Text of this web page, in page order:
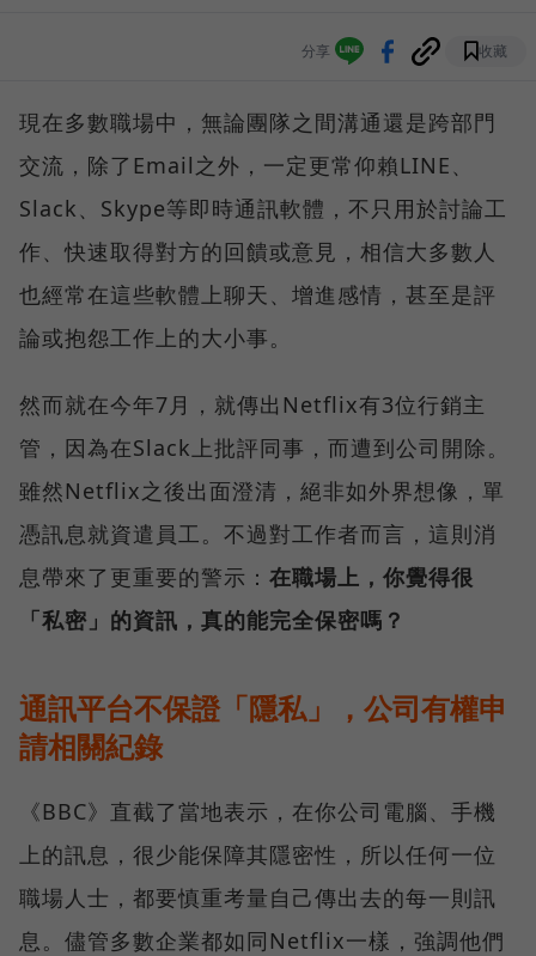
分享 收藏
現在多數職場中，無論團隊之間溝通還是跨部門
交流，除了Email之外，一定更常仰賴LINE、
Slack、Skype等即時通訊軟體，不只用於討論工
作、快速取得對方的回饋或意見，相信大多數人
也經常在這些軟體上聊天、增進感情，甚至是評
論或抱怨工作上的大小事。
然而就在今年7月，就傳出Netflix有3位行銷主
管，因為在Slack上批評同事，而遭到公司開除。
雖然Netflix之後出面澄清，絕非如外界想像，單
憑訊息就資遣員工。不過對工作者而言，這則消
息帶來了更重要的警示： 在職場上，你覺得很
「私密」的資訊，真的能完全保密嗎？
通訊平台不保證「隱私」，公司有權申
請相關紀錄
《BBC》直截了當地表示，在你公司電腦、手機
上的訊息，很少能保障其隱密性，所以任何一位
職場人士，都要慎重考量自己傳出去的每一則訊
息。儘管多數企業都如同Netflix一樣，強調他們